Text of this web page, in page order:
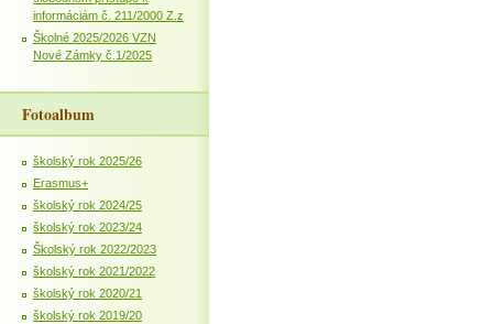
informáciám č. 211/2000 Z.z
Školné 2025/2026 VZN
Nové Zámky č.1/2025
Fotoalbum
školský rok 2025/26
Erasmus+
školský rok 2024/25
školský rok 2023/24
Školský rok 2022/2023
školský rok 2021/2022
školský rok 2020/21
školský rok 2019/20